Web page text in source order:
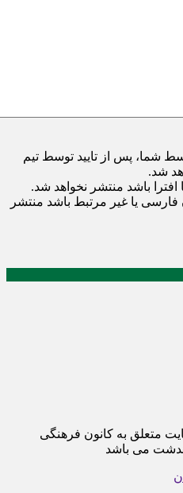
شما، پس از تایید توسط تیم
شد.
باشد منتشر نخواهد شد.
فارسی یا غیر مرتبط باشد منتشر
متعلق به کانون فرهنگی
می باشد